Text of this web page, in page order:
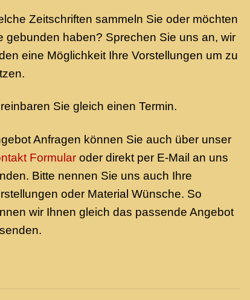
Zeitschriften sammeln Sie oder möchten
gebunden haben? Sprechen Sie uns an, wir
eine Möglichkeit Ihre Vorstellungen um zu
Sie gleich einen Termin.
Anfragen können Sie auch über unser
Formular oder direkt per E-Mail an uns
Bitte nennen Sie uns auch Ihre
oder Material Wünsche. So
wir Ihnen gleich das passende Angebot